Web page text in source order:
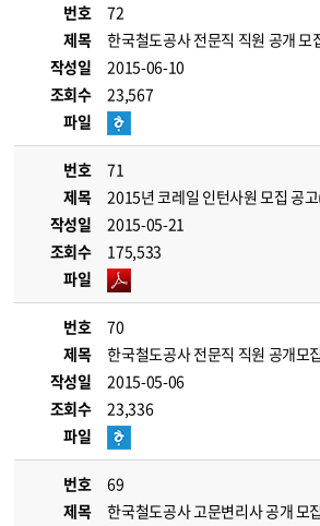
번호
72
제목
한국철도공사 전문직 직원 공개
작성일
2015-06-10
조회수
23,567
파일
번호
71
제목
2015년 코레일 인턴사원 모집 공
작성일
2015-05-21
조회수
175,533
파일
번호
70
제목
한국철도공사 전문직 직원 공개모
작성일
2015-05-06
조회수
23,336
파일
번호
69
제목
한국철도공사 고문변리사 공개 모